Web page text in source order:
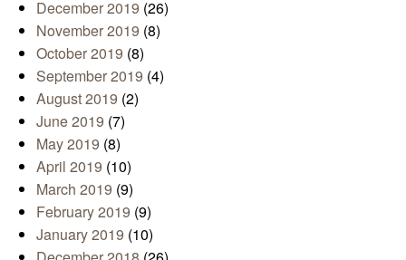
December 2019 (26)
November 2019 (8)
October 2019 (8)
September 2019 (4)
August 2019 (2)
June 2019 (7)
May 2019 (8)
April 2019 (10)
March 2019 (9)
February 2019 (9)
January 2019 (10)